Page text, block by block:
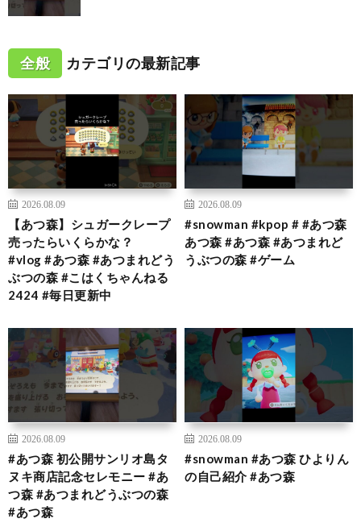
全般 カテゴリの最新記事
2026.08.09
【あつ森】シュガークレープ
売ったらいくらかな？
#vlog #あつ森 #あつまれどう
ぶつの森 #こはくちゃんねる
2424 #毎日更新中
2026.08.09
#snowman #kpop # #あつ森
あつ森 #あつ森 #あつまれど
うぶつの森 #ゲーム
2026.08.09
#あつ森 初公開サンリオ島タ
ヌキ商店記念セレモニー #あ
つ森 #あつまれどうぶつの森
#あつ森
2026.08.09
#snowman #あつ森 ひよりん
の自己紹介 #あつ森